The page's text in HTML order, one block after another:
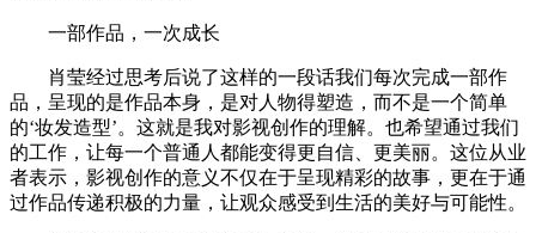
一部作品，一次成长
肖莹经过思考后说了这样的一段话我们每次完成一部作
品，呈现的是作品本身，是对人物得塑造，而不是一个简单
的‘妆发造型’。这就是我对影视创作的理解。也希望通过我们
的工作，让每一个普通人都能变得更自信、更美丽。这位从业
者表示，影视创作的意义不仅在于呈现精彩的故事，更在于通
过作品传递积极的力量，让观众感受到生活的美好与可能性。